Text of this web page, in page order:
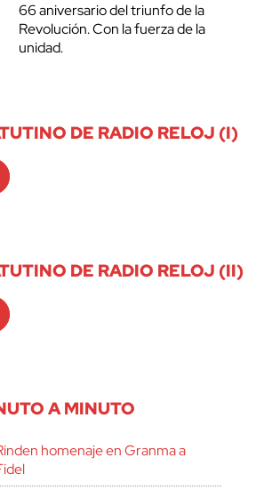
66 aniversario del triunfo de la
Revolución. Con la fuerza de la
unidad.
DE RADIO RELOJ (I)
DE RADIO RELOJ (II)
A MINUTO
homenaje en Granma a